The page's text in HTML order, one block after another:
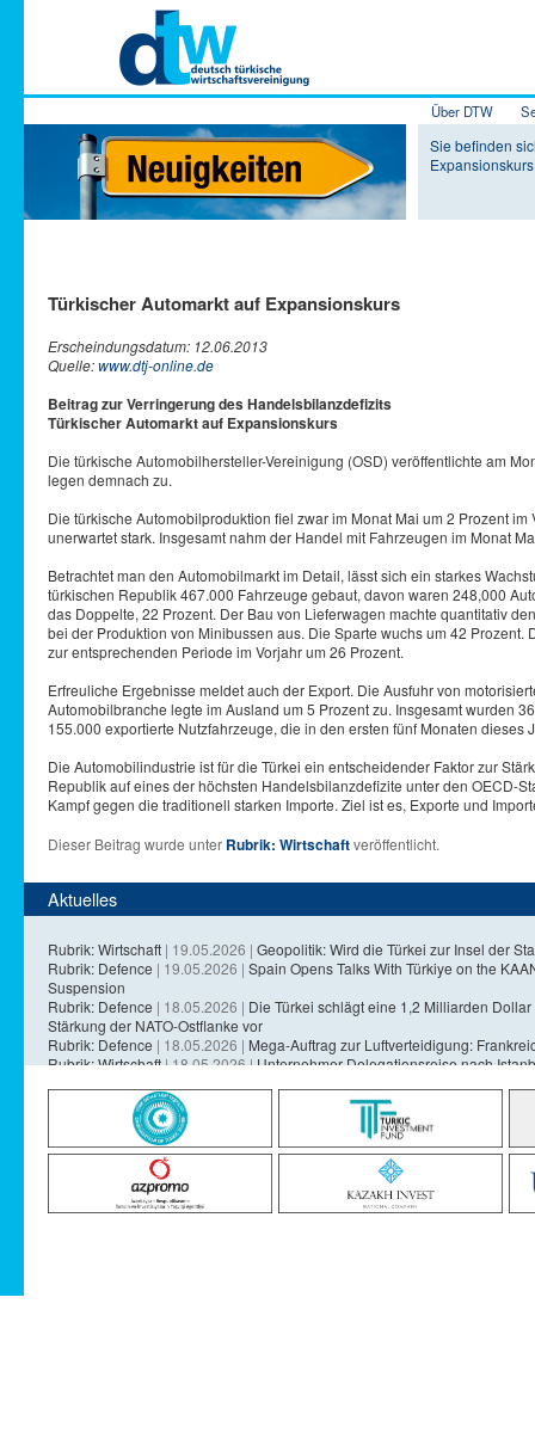
Zum Inhalt
Zum
Über DTW
Sie befinden
Expansionskurs
Türkischer Automarkt auf Expansionskurs
Erscheindungsdatum: 12.06.2013
Quelle:www.dtj-online.de
Beitrag zur Verringerung des Handelsbilanzdefizits
Türkischer Automarkt auf Expansionskurs
Die türkische Automobilhersteller-Vereinigung (OSD) veröffentlichte am
legen demnach zu.
Die türkische Automobilproduktion fiel zwar im Monat Mai um 2 Prozent
unerwartet stark. Insgesamt nahm der Handel mit Fahrzeugen im Monat
Betrachtet man den Automobilmarkt im Detail, lässt sich ein starkes
türkischen Republik 467.000 Fahrzeuge gebaut, davon waren 248,000
das Doppelte, 22 Prozent. Der Bau von Lieferwagen machte quantitativ
bei der Produktion von Minibussen aus. Die Sparte wuchs um 42
zur entsprechenden Periode im Vorjahr um 26 Prozent.
Erfreuliche Ergebnisse meldet auch der Export. Die Ausfuhr von
Automobilbranche legte im Ausland um 5 Prozent zu. Insgesamt wurden
155.000 exportierte Nutzfahrzeuge, die in den ersten fünf Monaten
Die Automobilindustrie ist für die Türkei ein entscheidender Faktor zur
Republik auf eines der höchsten Handelsbilanzdefizite unter den OECD-
Kampf gegen die traditionell starken Importe. Ziel ist es, Exporte und
Dieser Beitrag wurde unter Rubrik: Wirtschaftveröffentlicht.
Aktuelles
Rubrik: Wirtschaft | 19.05.2026 | Geopolitik: Wird die Türkei zur Insel der
Rubrik: Defence | 19.05.2026 | Spain Opens Talks With Türkiye on the
Suspension
Rubrik: Defence | 18.05.2026 | Die Türkei schlägt eine 1,2 Milliarden
Stärkung der NATO-Ostflanke vor
Rubrik: Defence | 18.05.2026 | Mega-Auftrag zur Luftverteidigung:
Rubrik: Wirtschaft| 18.05.2026 |Unternehmer-Delegationsreise nach